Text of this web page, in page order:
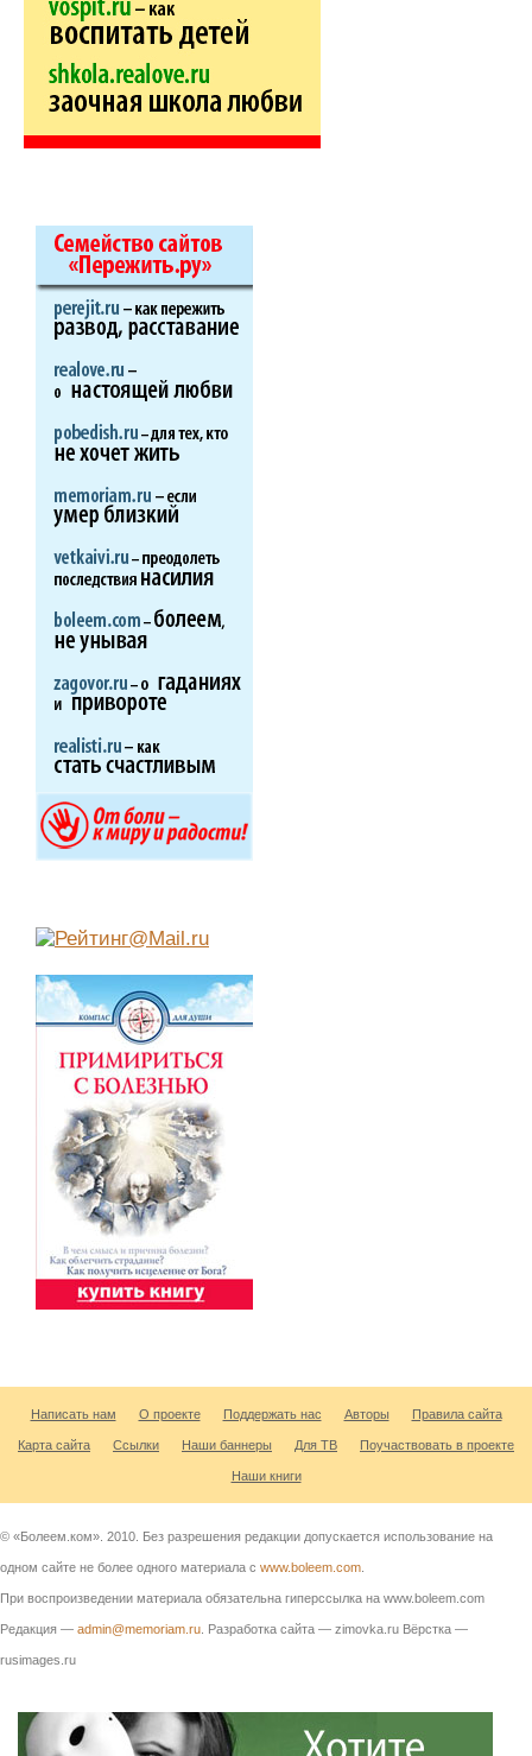
Написать нам О проекте Поддержать нас Авторы Правила сайта
Карта сайта Ссылки Наши баннеры Для ТВ Поучаствовать в проекте
Наши книги
© «Болеем.ком». 2010. Без разрешения редакции допускается использование на
одном сайте не более одного материала с www.boleem.com
При воспроизведении материала обязательна гиперссылка на www.boleem.com
Редакция — admin@memoriam.ru . Разработка сайта — zimovka.ru Вёрстка —
rusimages.ru